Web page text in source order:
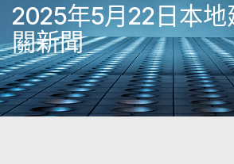
2025年5月22日本地
關新聞